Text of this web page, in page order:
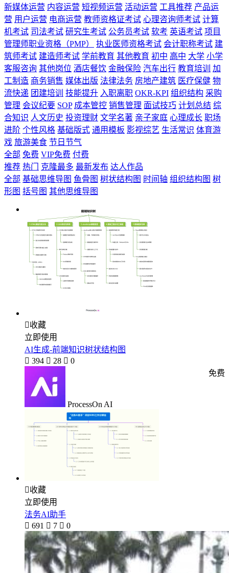
新媒体运营 内容运营 短视频运营 活动运营 工具推荐 产品运
营 用户运营 电商运营 教师资格证考试 心理咨询师考试 计算
机考试 司法考试 研究生考试 公务员考试 软考 英语考试 项目
管理师职业资格（PMP）
执业医师资格考试 会计职称考试 建
筑师考试 建造师考试 学前教育 其他教育 初中 高中 大学 小学
客服咨询 其他岗位 酒店餐饮 金融保险 汽车出行 教育培训
加
工制造 商务销售 媒体出版 法律法务 房地产建筑 医疗保健 物
流快递 团建培训 技能提升 入职离职 OKR-KPI 组织结构 采购
管理 会议纪要 SOP 成本管控 销售管理 面试技巧 计划总结 综
合知识 人文历史 投资理财 文学名著 亲子家庭 心理成长 职场
进阶 个性风格 基础版式 通用模板 影视综艺 生活常识 体育游
戏 旅游美食 节日节气
全部 免费 VIP免费 付费
推荐 热门 克隆最多 最新发布 达人作品
全部 基础思维导图 鱼骨图 树状结构图 时间轴 组织结构图 树
形图 括号图 其他思维导图
收藏
立即使用
AI生成-前端知识树状结构图
 394  28  0
ProcessOn AI
免费
收藏
立即使用
法务AI助手
 691  7  0